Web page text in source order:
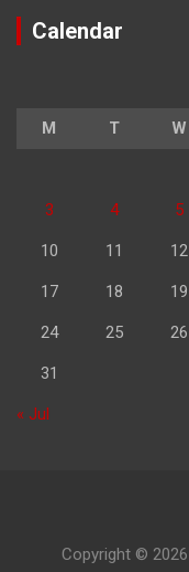
Calendar
M T W
3 4 5
10 11 12
17 18 19
24 25 26
31
« Jul
Copyright © 2026